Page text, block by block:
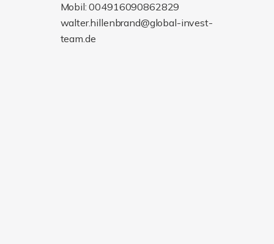
Mobil: 004916090862829
walter.hillenbrand@global-invest-
team.de